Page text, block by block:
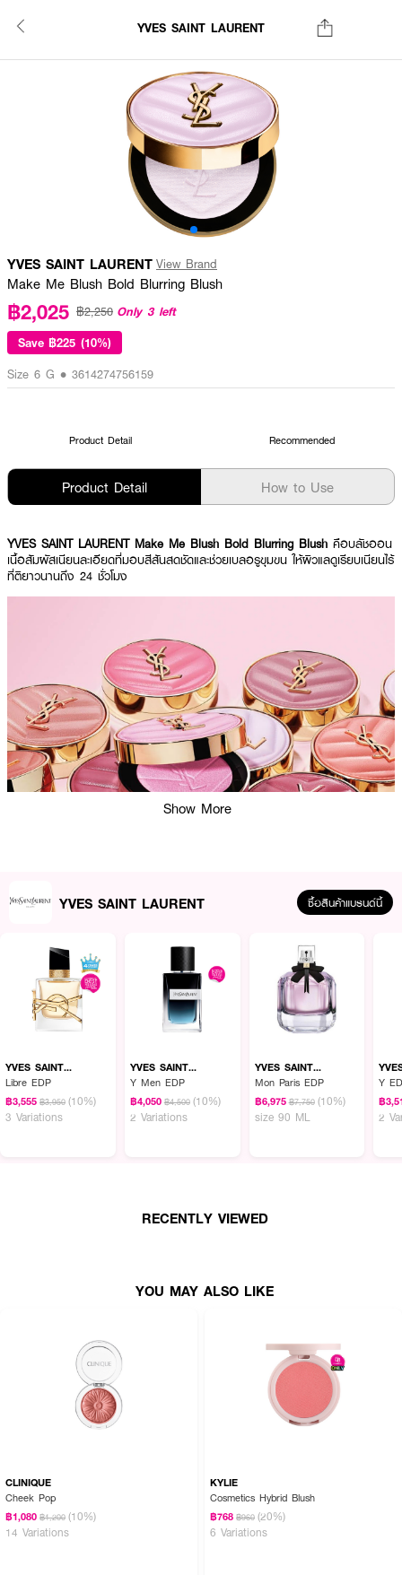
YVES SAINT LAURENT
YVES SAINT LAURENT View Brand
Make Me Blush Bold Blurring Blush
฿2,025 ฿2,250 Only 3 left
Save ฿225 (10%)
Size 6 G • 3614274756159
Product Detail Recommended
Product Detail How to Use
YVES SAINT LAURENT Make Me Blush Bold Blurring Blush คือบลัชออน
เนื้อสัมผัสเนียนละเอียดที่มอบสีสันสดชัดและช่วยเบลอรูขุมขน ให้ผิวแลดูเรียบเนียนไร้
ที่ติยาวนานถึง 24 ชั่วโมง
ผลลัพธ์ที่ได้:
· ปรับความเข้มของสีได้ตามต้องการ
Show More
YVES SAINT LAURENT ซื้อสินค้าแบรนด์นี้
YVES SAINT
LAURENT
Libre EDP
฿3,555 ฿3,950 (10%)
3 Variations
YVES SAINT
LAURENT
Y Men EDP
฿4,050 ฿4,500 (10%)
2 Variations
YVES SAINT
LAURENT
Mon Paris EDP
฿6,975 ฿7,750 (10%)
size 90 ML
Y
฿
2
RECENTLY VIEWED
YOU MAY ALSO LIKE
CLINIQUE
Cheek Pop
฿1,080 ฿1,200 (10%)
14 Variations
KYLIE
Cosmetics Hybrid Blush
฿768 ฿960 (20%)
6 Variations